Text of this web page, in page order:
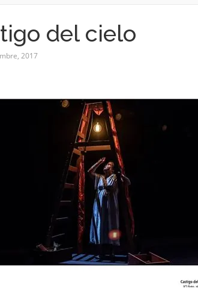
del cielo
2017